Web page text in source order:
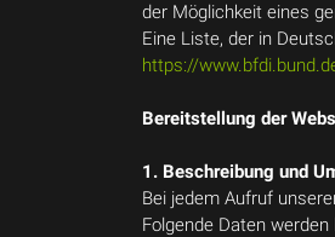
der Möglichkeit eines
Eine Liste, der in
https://
Bereitstellung der
1. Beschreibung und
Bei jedem Aufruf
Folgende Daten werden